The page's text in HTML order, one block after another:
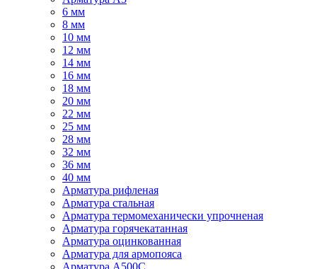
6 мм
8 мм
10 мм
12 мм
14 мм
16 мм
18 мм
20 мм
22 мм
25 мм
28 мм
32 мм
36 мм
40 мм
Арматура рифленая
Арматура стальная
Арматура термомеханически упрочненая
Арматура горячекатанная
Арматура оцинкованная
Арматура для армопояса
Арматура A500С